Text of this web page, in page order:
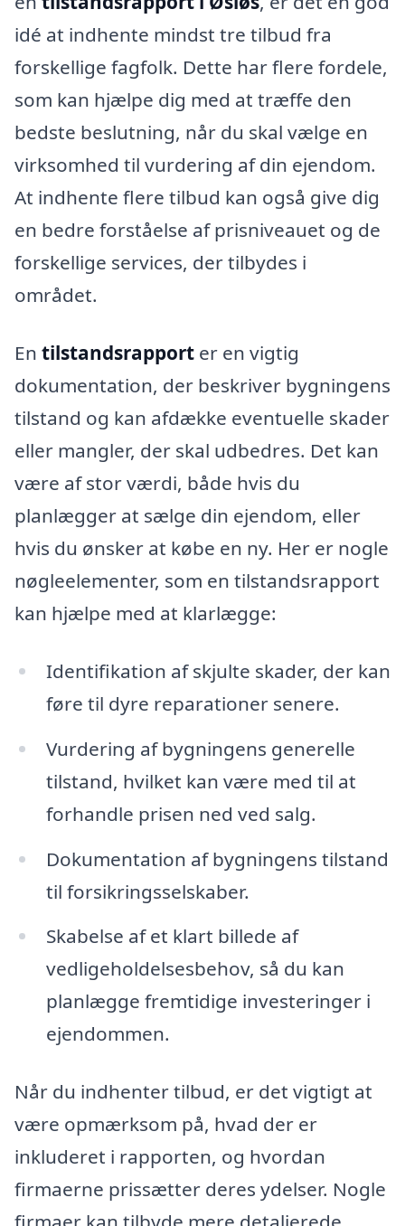
idé at indhente mindst tre tilbud fra
forskellige fagfolk. Dette har flere fordele,
som kan hjælpe dig med at træffe den
bedste beslutning, når du skal vælge en
virksomhed til vurdering af din ejendom.
At indhente flere tilbud kan også give dig
en bedre forståelse af prisniveauet og de
forskellige services, der tilbydes i
området.
En tilstandsrapport er en vigtig
dokumentation, der beskriver bygningens
tilstand og kan afdække eventuelle skader
eller mangler, der skal udbedres. Det kan
være af stor værdi, både hvis du
planlægger at sælge din ejendom, eller
hvis du ønsker at købe en ny. Her er nogle
nøgleelementer, som en tilstandsrapport
kan hjælpe med at klarlægge:
Identifikation af skjulte skader, der kan
føre til dyre reparationer senere.
Vurdering af bygningens generelle
tilstand, hvilket kan være med til at
forhandle prisen ned ved salg.
Dokumentation af bygningens tilstand
til forsikringsselskaber.
Skabelse af et klart billede af
vedligeholdelsesbehov, så du kan
planlægge fremtidige investeringer i
ejendommen.
Når du indhenter tilbud, er det vigtigt at
være opmærksom på, hvad der er
inkluderet i rapporten, og hvordan
firmaerne prissætter deres ydelser. Nogle